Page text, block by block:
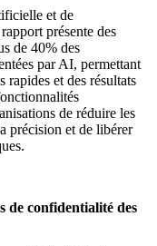
et de
présente des
de 40% des
par AI, permettant
rapides et des résultats
de réduire les
précision et de libérer
de confidentialité des